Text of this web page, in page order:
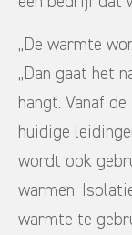
,,De warmte
,,Dan gaat het
hangt. Vanaf
huidige
wordt ook
warmen.
warmte te